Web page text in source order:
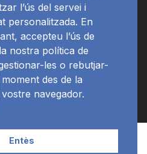
APP Programació
l’ús del servei i
personalitzada. En
accepteu l’ús de
nostra política de
les o rebutjar-
des de la
navegador.
Entès